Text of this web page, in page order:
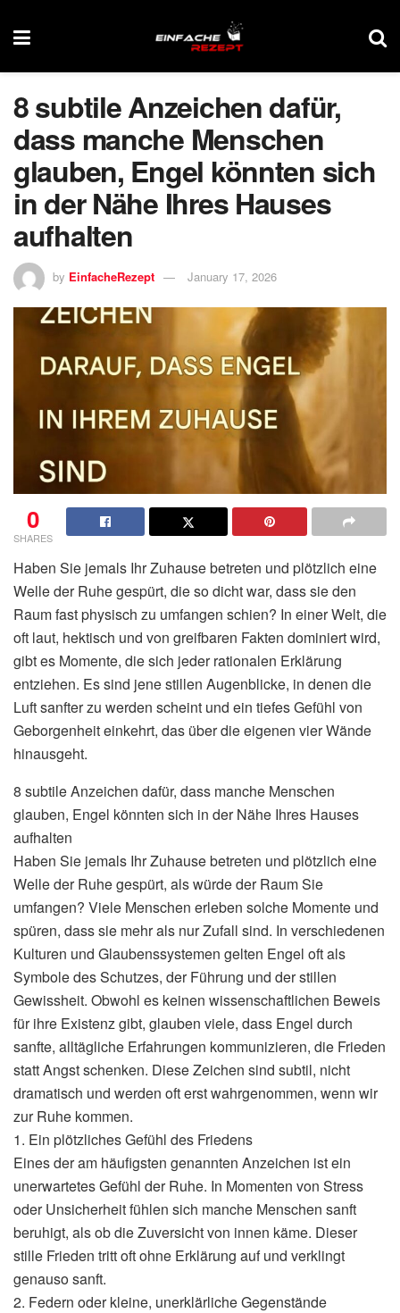
8 subtile Anzeichen dafür,
dass manche Menschen
glauben, Engel könnten sich
in der Nähe Ihres Hauses
aufhalten
by EinfacheRezept January 17, 2026
0
SHARES
Haben Sie jemals Ihr Zuhause betreten und plötzlich eine
Welle der Ruhe gespürt, die so dicht war, dass sie den
Raum fast physisch zu umfangen schien? In einer Welt, die
oft laut, hektisch und von greifbaren Fakten dominiert wird,
gibt es Momente, die sich jeder rationalen Erklärung
entziehen. Es sind jene stillen Augenblicke, in denen die
Luft sanfter zu werden scheint und ein tiefes Gefühl von
Geborgenheit einkehrt, das über die eigenen vier Wände
hinausgeht.
8 subtile Anzeichen dafür, dass manche Menschen
glauben, Engel könnten sich in der Nähe Ihres Hauses
aufhalten
Haben Sie jemals Ihr Zuhause betreten und plötzlich eine
Welle der Ruhe gespürt, als würde der Raum Sie
umfangen? Viele Menschen erleben solche Momente und
spüren, dass sie mehr als nur Zufall sind. In verschiedenen
Kulturen und Glaubenssystemen gelten Engel oft als
Symbole des Schutzes, der Führung und der stillen
Gewissheit. Obwohl es keinen wissenschaftlichen Beweis
für ihre Existenz gibt, glauben viele, dass Engel durch
sanfte, alltägliche Erfahrungen kommunizieren, die Frieden
statt Angst schenken. Diese Zeichen sind subtil, nicht
dramatisch und werden oft erst wahrgenommen, wenn wir
zur Ruhe kommen.
1. Ein plötzliches Gefühl des Friedens
Eines der am häufigsten genannten Anzeichen ist ein
unerwartetes Gefühl der Ruhe. In Momenten von Stress
oder Unsicherheit fühlen sich manche Menschen sanft
beruhigt, als ob die Zuversicht von innen käme. Dieser
stille Frieden tritt oft ohne Erklärung auf und verklingt
genauso sanft.
2. Federn oder kleine, unerklärliche Gegenstände